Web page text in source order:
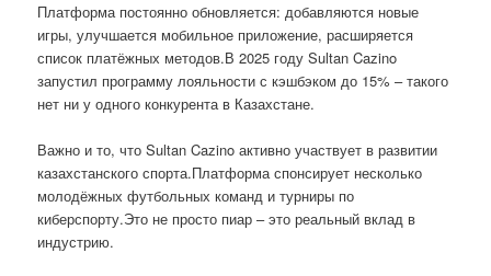
Платформа постоянно обновляется: добавляются новые
игры, улучшается мобильное приложение, расширяется
список платёжных методов.В 2025 году Sultan Cazino
запустил программу лояльности с кэшбэком до 15% – такого
нет ни у одного конкурента в Казахстане.
Важно и то, что Sultan Cazino активно участвует в развитии
казахстанского спорта.Платформа спонсирует несколько
молодёжных футбольных команд и турниры по
киберспорту.Это не просто пиар – это реальный вклад в
индустрию.